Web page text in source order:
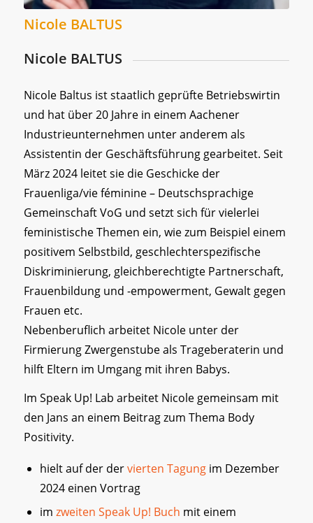
Nicole BALTUS
Nicole BALTUS
Nicole Baltus ist staatlich geprüfte Betriebswirtin
und hat über 20 Jahre in einem Aachener
Industrieunternehmen unter anderem als
Assistentin der Geschäftsführung gearbeitet. Seit
März 2024 leitet sie die Geschicke der
Frauenliga/vie féminine – Deutschsprachige
Gemeinschaft VoG und setzt sich für vielerlei
feministische Themen ein, wie zum Beispiel einem
positivem Selbstbild, geschlechterspezifische
Diskriminierung, gleichberechtigte Partnerschaft,
Frauenbildung und -empowerment, Gewalt gegen
Frauen etc.
Nebenberuflich arbeitet Nicole unter der
Firmierung Zwergenstube als Trageberaterin und
hilft Eltern im Umgang mit ihren Babys.
Im Speak Up! Lab arbeitet Nicole gemeinsam mit
den Jans an einem Beitrag zum Thema Body
Positivity.
hielt auf der dervierten Tagungim Dezember
2024 einen Vortrag
im zweiten Speak Up! Buch mit einem